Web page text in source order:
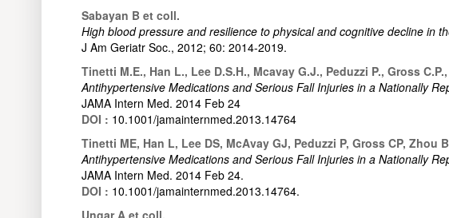
Sabayan B et coll.
High blood pressure and resilience to physical and cognitive decline in
J Am Geriatr Soc., 2012; 60: 2014-2019.
Tinetti M.E., Han L., Lee D.S.H., Mcavay G.J., Peduzzi P., Gross
Antihypertensive Medications and Serious Fall Injuries in a Nationally
JAMA Intern Med. 2014 Feb 24
DOI : 10.1001/jamainternmed.2013.14764
Tinetti ME, Han L, Lee DS, McAvay GJ, Peduzzi P, Gross CP, Zhou
Antihypertensive Medications and Serious Fall Injuries in a Nationally
JAMA Intern Med. 2014 Feb 24.
DOI : 10.1001/jamainternmed.2013.14764.
Ungar A et coll.